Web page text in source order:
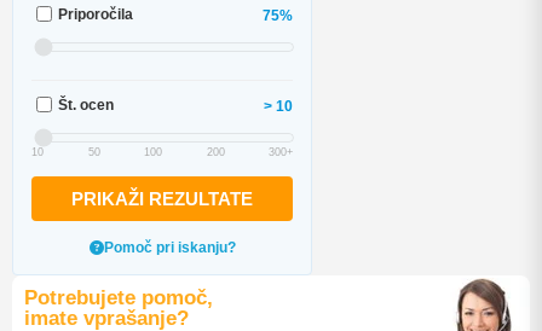
Priporočila 75%
Št. ocen > 10
10 50 100 200 300+
PRIKAŽI REZULTATE
Pomoč pri iskanju?
Potrebujete pomoč,
imate vprašanje?